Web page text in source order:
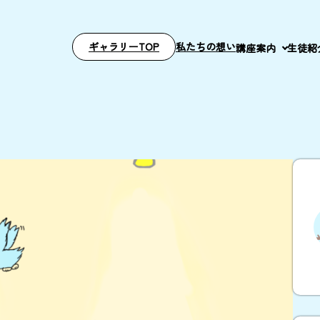
ギャラリーTOP 私たちの想い講座案内 生徒紹